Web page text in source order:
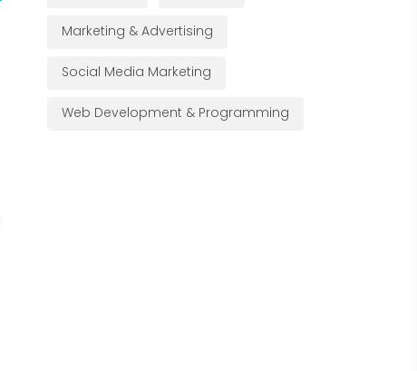
Marketing & Advertising
Social Media Marketing
Web Development & Programming